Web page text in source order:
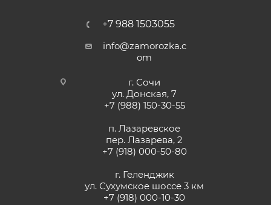
+7 988 1503055
info@zamorozka.c
om
г. Сочи
ул. Донская, 7
+7 (988) 150-30-55
п. Лазаревское
пер. Лазарева, 2
+7 (918) 000-50-80
г. Геленджик
ул. Сухумское шоссе 3 км
+7 (918) 000-10-30